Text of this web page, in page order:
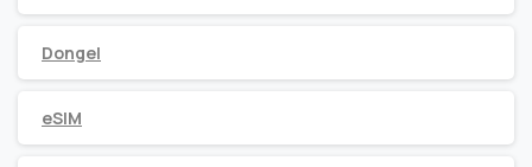
Dongel
eSIM